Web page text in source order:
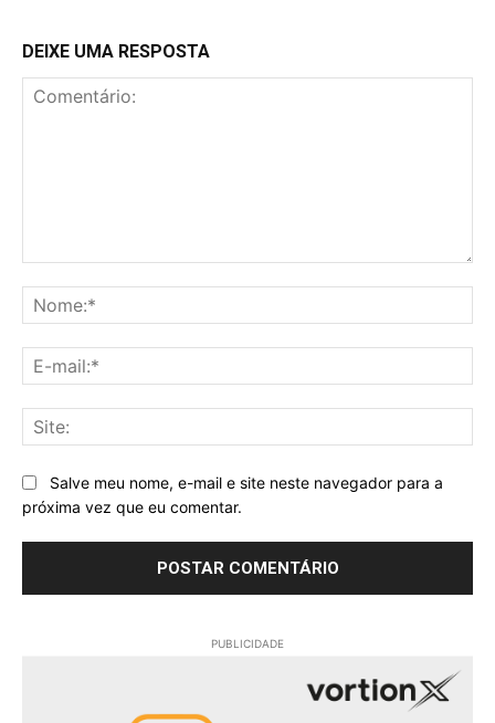
DEIXE UMA RESPOSTA
Salve meu nome, e-mail e site neste navegador para a
próxima vez que eu comentar.
PUBLICIDADE